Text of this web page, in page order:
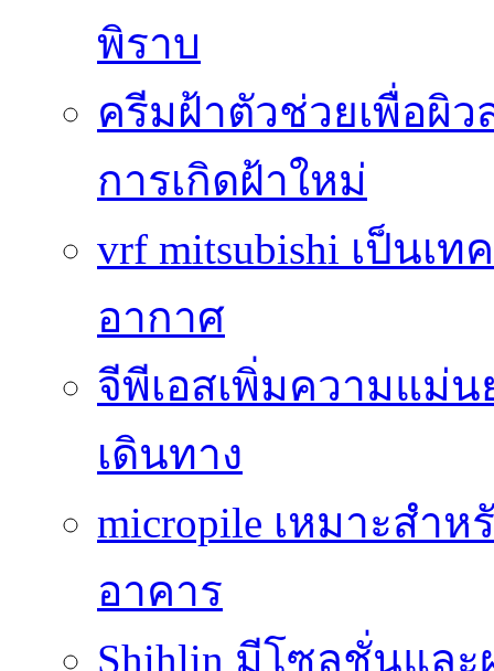
พิราบ
ครีมฝ้าตัวช่วยเพื่อผิ
การเกิดฝ้าใหม่
vrf mitsubishi เป็นเ
อากาศ
จีพีเอสเพิ่มความแม่
เดินทาง
micropile เหมาะสำ
อาคาร
Shihlin มีโซลูชั่นแล